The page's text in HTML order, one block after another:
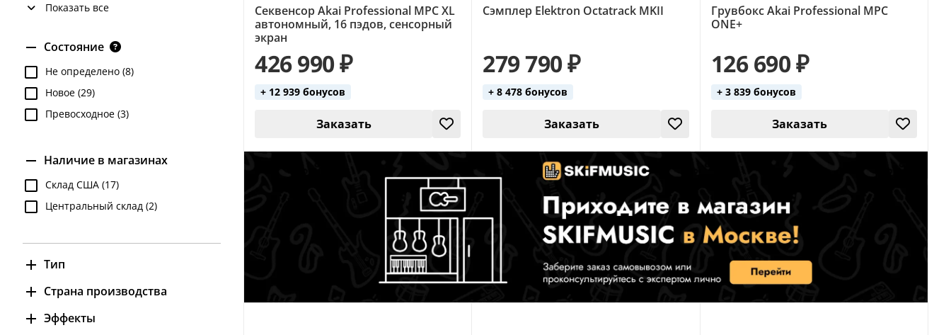
Показать все
Состояние
Не определено (8)
Новое (29)
Превосходное (3)
Наличие в магазинах
Склад США (17)
Центральный склад (2)
Тип
Секвенсор (21)
Сэмплер (19)
Страна производства
Китай (2)
Эффекты
Секвенсор Akai Professional MPC XL
автономный, 16 пэдов, сенсорный
экран
426 990 ₽
+ 12 939 бонусов
Заказать
Сэмплер Elektron Octatrack MKII
279 790 ₽
+ 8 478 бонусов
Заказать
Грувбокс Akai Professional MPC
ONE+
126 690 ₽
+ 3 839 бонусов
Заказать